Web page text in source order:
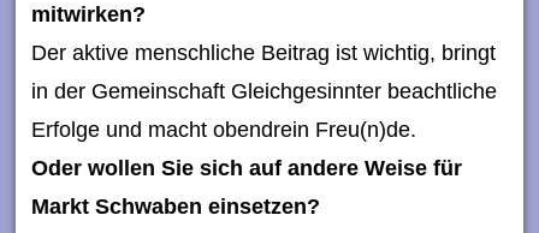
mitwirken?
Der aktive menschliche Beitrag ist wichtig, bringt
in der Gemeinschaft Gleichgesinnter beachtliche
Erfolge und macht obendrein Freu(n)de.
Oder wollen Sie sich auf andere Weise für
Markt Schwaben einsetzen?